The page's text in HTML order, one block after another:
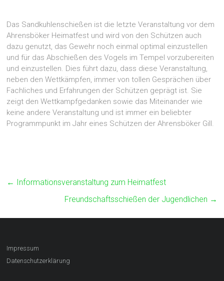
Das Sandkuhlenschießen ist die letzte Veranstaltung vor dem
Ahrensböker Heimatfest und wird von den Schützen auch
dazu genutzt, das Gewehr noch einmal optimal einzustellen
und für das Abschießen des Vogels im Tempel vorzubereiten
und einzustellen. Dies führt dazu, dass diese Veranstaltung,
neben den Wettkämpfen, immer von tollen Gesprächen über
Fachliches und Erfahrungen der Schützen geprägt ist. Sie
zeigt den Wettkampfgedanken sowie das Miteinander wie
keine andere Veranstaltung und ist immer ein beliebter
Programmpunkt im Jahr eines Schützen der Ahrensböker Gill.
← Informationsveranstaltung zum Heimatfest
Freundschaftsschießen der Jugendlichen →
Impressum
Datenschutzerklärung